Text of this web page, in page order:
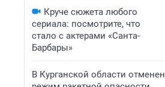
Круче сюжета любого
сериала: посмотрите, что
стало с актерами «Санта-
Барбары»
В Курганской области отменен